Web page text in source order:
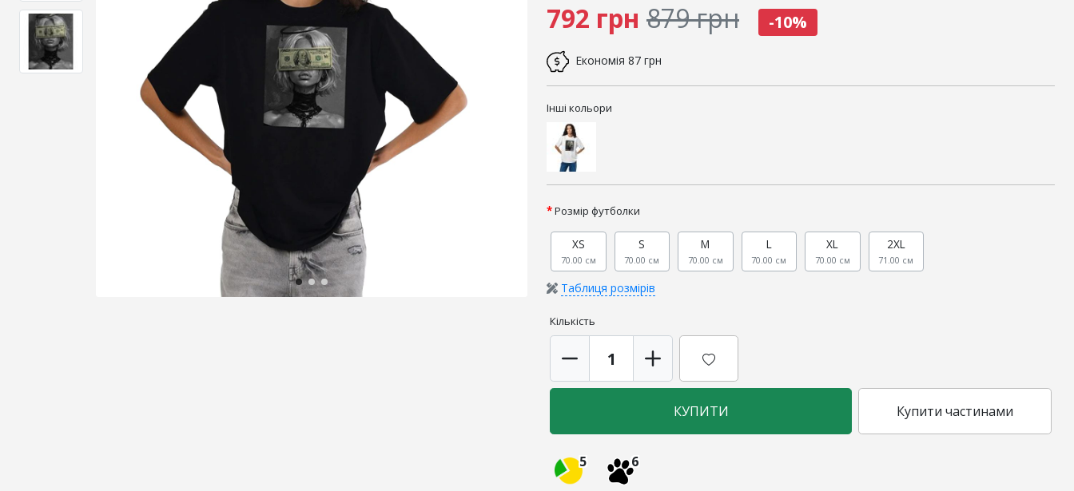
792 грн 879 грн -10%
Економія 87 грн
Інші кольори
Розмір футболки
XS
70.00 см
S
70.00 см
M
70.00 см
L
70.00 см
XL
70.00 см
2XL
71.00 см
Таблиця розмірів
Кількість
КУПИТИ Купити частинами
5 6